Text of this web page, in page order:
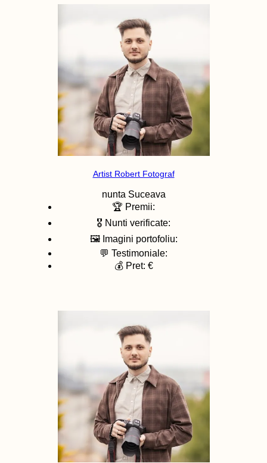
Artist Robert Fotograf
nunta Suceava
🏆 Premii:
🎖️ Nunti verificate:
🖼️ Imagini portofoliu:
💬 Testimoniale:
💰 Pret: €